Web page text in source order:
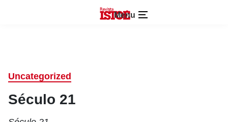
Menu
Uncategorized
Século 21